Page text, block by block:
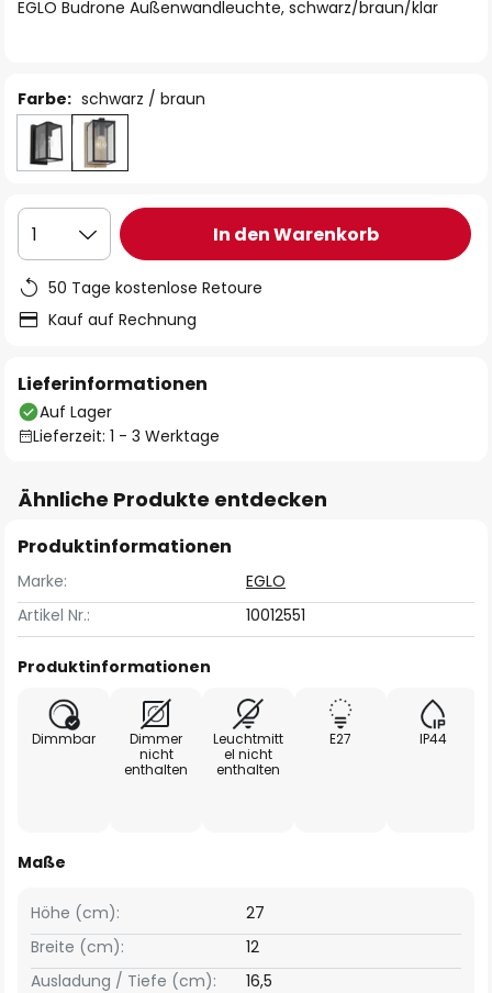
EGLO Budrone Außenwandleuchte, schwarz/braun/klar
Farbe: schwarz / braun
1 In den Warenkorb
50 Tage kostenlose Retoure
Kauf auf Rechnung
Lieferinformationen
Auf Lager
Lieferzeit: 1 - 3 Werktage
Ähnliche Produkte entdecken
Produktinformationen
Marke:
EGLO
Artikel Nr.:
10012551
Produktinformationen
Dimmbar
Dimmer
nicht
enthalten
Leuchtmitt
el nicht
enthalten
E27
IP44
Maße
Breite (cm): 12
Höhe (cm): 27
Ausladung / Tiefe (cm): 16,5